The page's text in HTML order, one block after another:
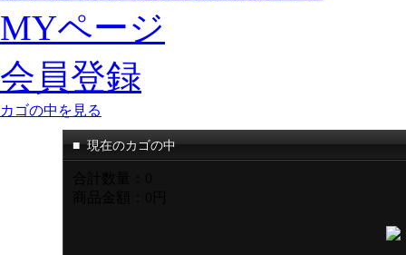
MYページ
会員登録
カゴの中を見る
■ 現在のカゴの中